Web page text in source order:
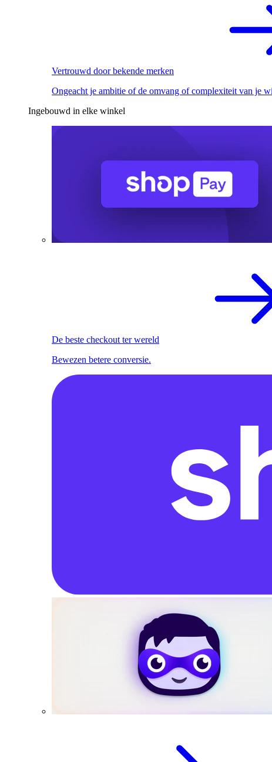
Vertrouwd door bekende merken
Ongeacht je ambitie of de omvang of complexiteit van je
Ingebouwd in elke winkel
De beste checkout ter wereld
Bewezen betere conversie.